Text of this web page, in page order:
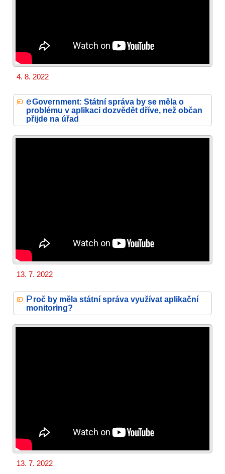
4. 8. 2022
eGovernment: Státní správa by se měla o
problému v aplikaci dozvědět dříve, než občan
přijde na úřad
13. 7. 2022
Proč by měla státní správa využívat aplikační
monitoring?
13. 7. 2022